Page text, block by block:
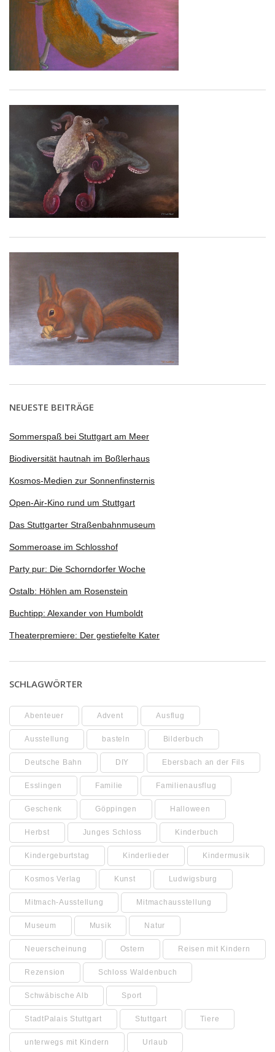
NEUESTE BEITRÄGE
Sommerspaß bei Stuttgart am Meer
Biodiversität hautnah im Boßlerhaus
Kosmos-Medien zur Sonnenfinsternis
Open-Air-Kino rund um Stuttgart
Das Stuttgarter Straßenbahnmuseum
Sommeroase im Schlosshof
Party pur: Die Schorndorfer Woche
Ostalb: Höhlen am Rosenstein
Buchtipp: Alexander von Humboldt
Theaterpremiere: Der gestiefelte Kater
SCHLAGWÖRTER
Abenteuer Advent Ausflug
Ausstellung basteln Bilderbuch
Deutsche Bahn DIY Ebersbach an der Fils
Esslingen Familie Familienausflug
Geschenk Göppingen Halloween
Herbst Junges Schloss Kinderbuch
Kindergeburtstag Kinderlieder Kindermusik
Kosmos Verlag Kunst Ludwigsburg
Mitmach-Ausstellung Mitmachausstellung
Museum Musik Natur
Neuerscheinung Ostern Reisen mit Kindern
Rezension Schloss Waldenbuch
Schwäbische Alb Sport
StadtPalais Stuttgart Stuttgart Tiere
unterwegs mit Kindern Urlaub